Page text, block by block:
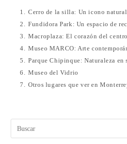
1. Cerro de la silla: Un icono
2. Fundidora Park: Un espacio de
3. Macroplaza: El corazón del
4. Museo MARCO: Arte
5. Parque Chipinque: Naturaleza en
6. Museo del Vidrio
7. Otros lugares que ver en